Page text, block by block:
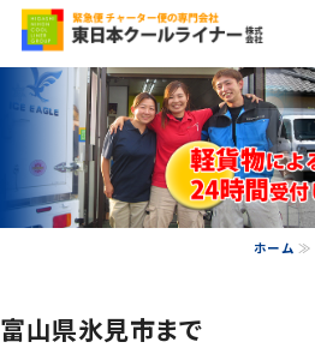
会社概要
ホーム ≫
富山県氷見市まで